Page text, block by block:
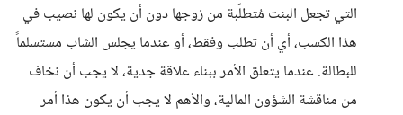
التي تجعل البنت مُتطلّبة من زوجها دون أن يكون لها نصيب في
هذا الكسب، أي أن تطلب وفقط، أو عندما يجلس الشاب مستسلماً
للبطالة. عندما يتعلق الأمر ببناء علاقة جدية، لا يجب أن نخاف
من مناقشة الشؤون المالية، والأهم لا يجب أن يكون هذا أمر